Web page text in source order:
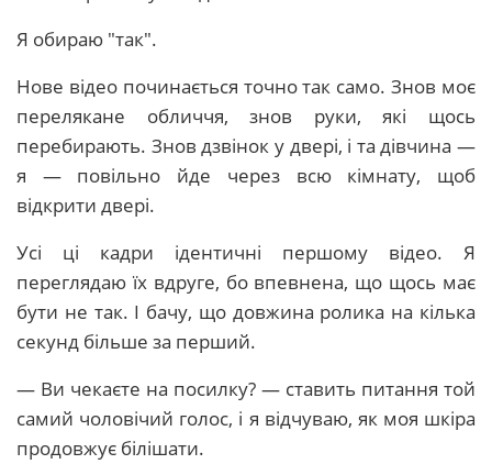
Я обираю "так".
Нове відео починається точно так само. Знов моє
перелякане обличчя, знов руки, які щось
перебирають. Знов дзвінок у двері, і та дівчина —
я — повільно йде через всю кімнату, щоб
відкрити двері.
Усі ці кадри ідентичні першому відео. Я
переглядаю їх вдруге, бо впевнена, що щось має
бути не так. І бачу, що довжина ролика на кілька
секунд більше за перший.
— Ви чекаєте на посилку? — ставить питання той
самий чоловічий голос, і я відчуваю, як моя шкіра
продовжує білішати.